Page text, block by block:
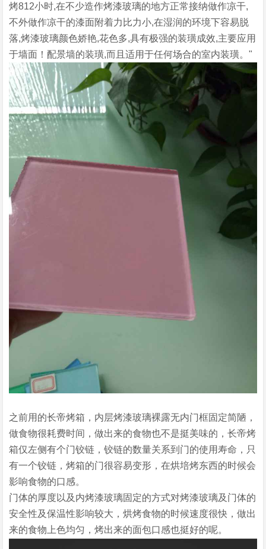
烤812小时,在不少造作烤漆玻璃的地方正常接纳做作凉干,
不外做作凉干的漆面附着力比力小,在湿润的环境下容易脱
落,烤漆玻璃颜色娇艳,花色多,具有极强的装璜成效,主要应用
于墙面！配景墙的装璜,而且适用于任何场合的室内装璜。"
之前用的长帝烤箱，内层烤漆玻璃裸露无内门框固定简陋，
做食物很耗费时间，做出来的食物也不是挺美味的，长帝烤
箱仅左侧有个门铰链，铰链的数量关系到门的使用寿命，只
有一个铰链，烤箱的门很容易变形，在烘培烤东西的时候会
影响食物的口感。
门体的厚度以及内烤漆玻璃固定的方式对烤漆玻璃及门体的
安全性及保温性影响较大，烘烤食物的时候速度很快，做出
来的食物上色均匀，烤出来的面包口感也挺好的呢。